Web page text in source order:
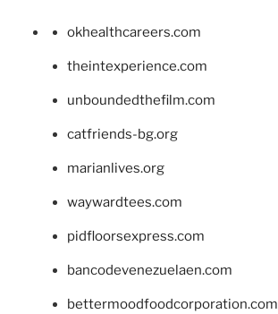
okhealthcareers.com
theintexperience.com
unboundedthefilm.com
catfriends-bg.org
marianlives.org
waywardtees.com
pidfloorsexpress.com
bancodevenezuelaen.com
bettermoodfoodcorporation.com